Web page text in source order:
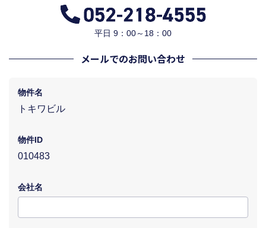
平日 9：00～18：00
メールでのお問い合わせ
物件名
トキワビル
物件ID
010483
会社名